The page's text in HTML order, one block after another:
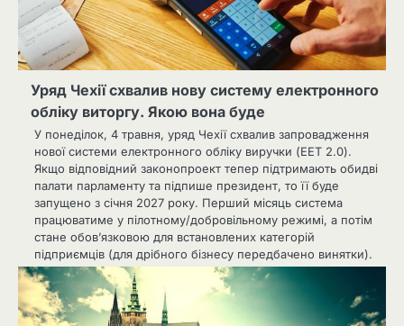
Уряд Чехії схвалив нову систему електронного
обліку виторгу. Якою вона буде
У понеділок, 4 травня, уряд Чехії схвалив запровадження
нової системи електронного обліку виручки (EET 2.0).
Якщо відповідний законопроект тепер підтримають обидві
палати парламенту та підпише президент, то її буде
запущено з січня 2027 року. Перший місяць система
працюватиме у пілотному/добровільному режимі, а потім
стане обов’язковою для встановлених категорій
підприємців (для дрібного бізнесу передбачено винятки).